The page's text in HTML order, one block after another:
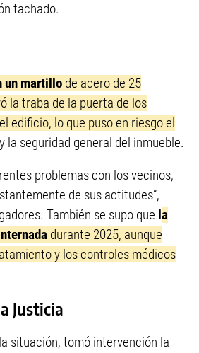
tachado.
un martillo de acero de 25
la traba de la puerta de los
edificio, lo que puso en riesgo el
y la seguridad general del inmueble.
problemas con los vecinos,
de sus actitudes”,
También se supo que la
durante 2025, aunque
y los controles médicos
Justicia
situación, tomó intervención la